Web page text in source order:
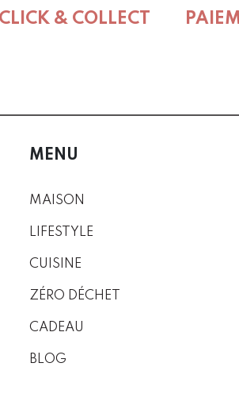
CLICK & COLLECT
MENU
MAISON
LIFESTYLE
CUISINE
ZÉRO DÉCHET
CADEAU
BLOG